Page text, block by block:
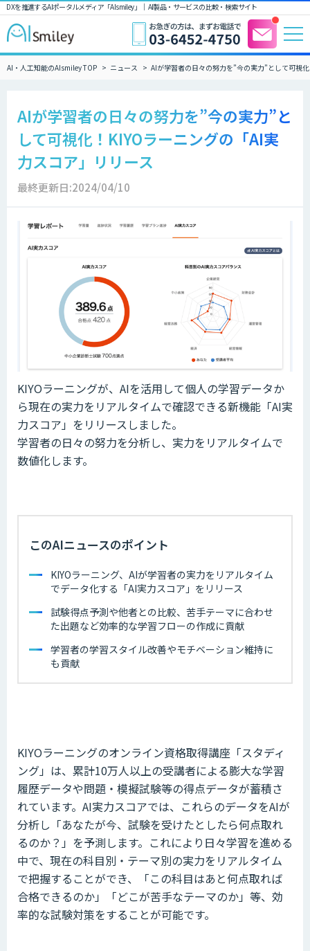
DXを推進するAIポータルメディア「AIsmiley」｜ AI製品・サービスの比較・検索サイト
AI・人工知能のAIsmiley TOP ニュース AIが学習者の日々の努力を”今の実力”として可視
AIが学習者の日々の努力を”今の実力”と
して可視化！KIYOラーニングの「AI実
力スコア」リリース
最終更新日:2024/04/10
KIYOラーニングが、AIを活用して個人の学習データか
ら現在の実力をリアルタイムで確認できる新機能「AI実
力スコア」をリリースしました。
学習者の日々の努力を分析し、実力をリアルタイムで
数値化します。
このAIニュースのポイント
KIYOラーニング、AIが学習者の実力をリアルタイム
でデータ化する「AI実力スコア」をリリース
試験得点予測や他者との比較、苦手テーマに合わせ
た出題など効率的な学習フローの作成に貢献
学習者の学習スタイル改善やモチベーション維持に
も貢献
KIYOラーニングのオンライン資格取得講座「スタディ
ング」は、累計10万人以上の受講者による膨大な学習
履歴データや問題・模擬試験等の得点データが蓄積さ
れています。AI実力スコアでは、これらのデータをAIが
分析し「あなたが今、試験を受けたとしたら何点取れ
るのか？」を予測します。これにより日々学習を進める
中で、現在の科目別・テーマ別の実力をリアルタイム
で把握することができ、「この科目はあと何点取れば
合格できるのか」「どこが苦手なテーマのか」等、効
率的な試験対策をすることが可能です。